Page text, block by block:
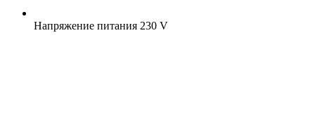
Напряжение питания 230 V